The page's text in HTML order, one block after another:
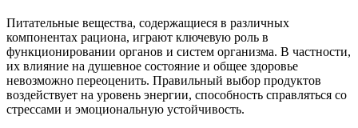
Питательные вещества, содержащиеся в различных
компонентах рациона, играют ключевую роль в
функционировании органов и систем организма. В частности,
их влияние на душевное состояние и общее здоровье
невозможно переоценить. Правильный выбор продуктов
воздействует на уровень энергии, способность справляться со
стрессами и эмоциональную устойчивость.